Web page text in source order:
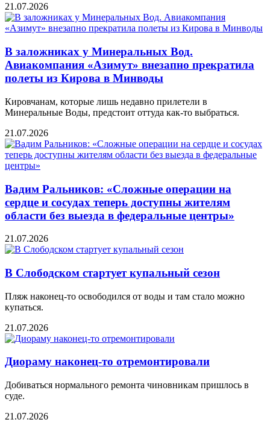
21.07.2026
В заложниках у Минеральных Вод.
Авиакомпания «Азимут» внезапно прекратила
полеты из Кирова в Минводы
Кировчанам, которые лишь недавно прилетели в
Минеральные Воды, предстоит оттуда как-то выбраться.
21.07.2026
Вадим Ральников: «Сложные операции на
сердце и сосудах теперь доступны жителям
области без выезда в федеральные центры»
21.07.2026
В Слободском стартует купальный сезон
Пляж наконец-то освободился от воды и там стало можно
купаться.
21.07.2026
Диораму наконец-то отремонтировали
Добиваться нормального ремонта чиновникам пришлось в
суде.
21.07.2026